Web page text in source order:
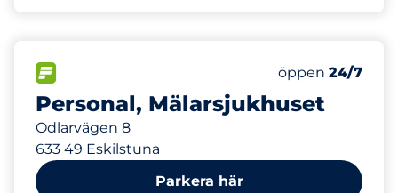
Personal, Mälarsjukhuset
Odlarvägen 8
633 49 Eskilstuna
Antal
Totalt antal
Lördag
öppen 24/7
413 m
Parkera här